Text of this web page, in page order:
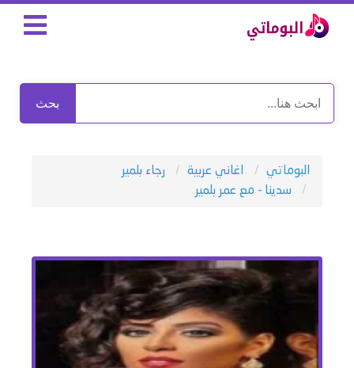
بحث
البوماتي اغاني عربية
رجاء بلمير
سدينا - مع عمر بلمير